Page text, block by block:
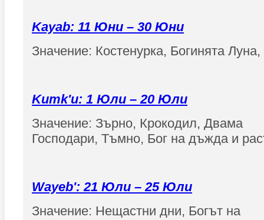
Kayab: 11 Юни – 30 Юни
Значение: Костенурка, Богинята
Kumk'u: 1 Юли – 20 Юли
Значение: Зърно, Крокодил, Двама
Господари, Тъмно, Бог на дъжда и
Wayeb': 21 Юли – 25 Юли
Значение: Нещастни дни, Богът на